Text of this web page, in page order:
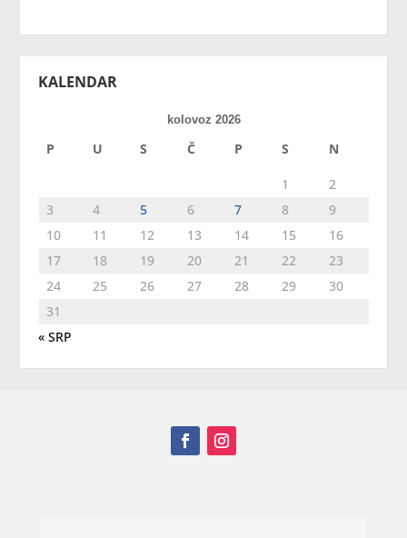
KALENDAR
kolovoz 2026
P U S Č P S N
1
2
3
4 5 6 7 8
9
10
11 12 13 14 15
16
17
18 19 20 21 22
23
24
25 26 27 28 29
30
31
« SRP